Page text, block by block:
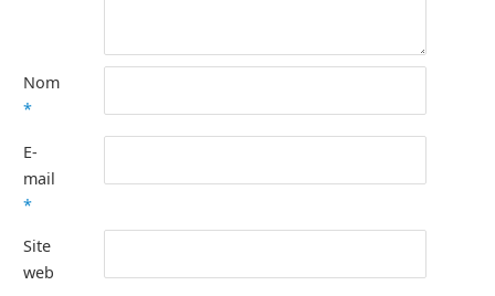
Nom
*
E-
mail
*
Site
web